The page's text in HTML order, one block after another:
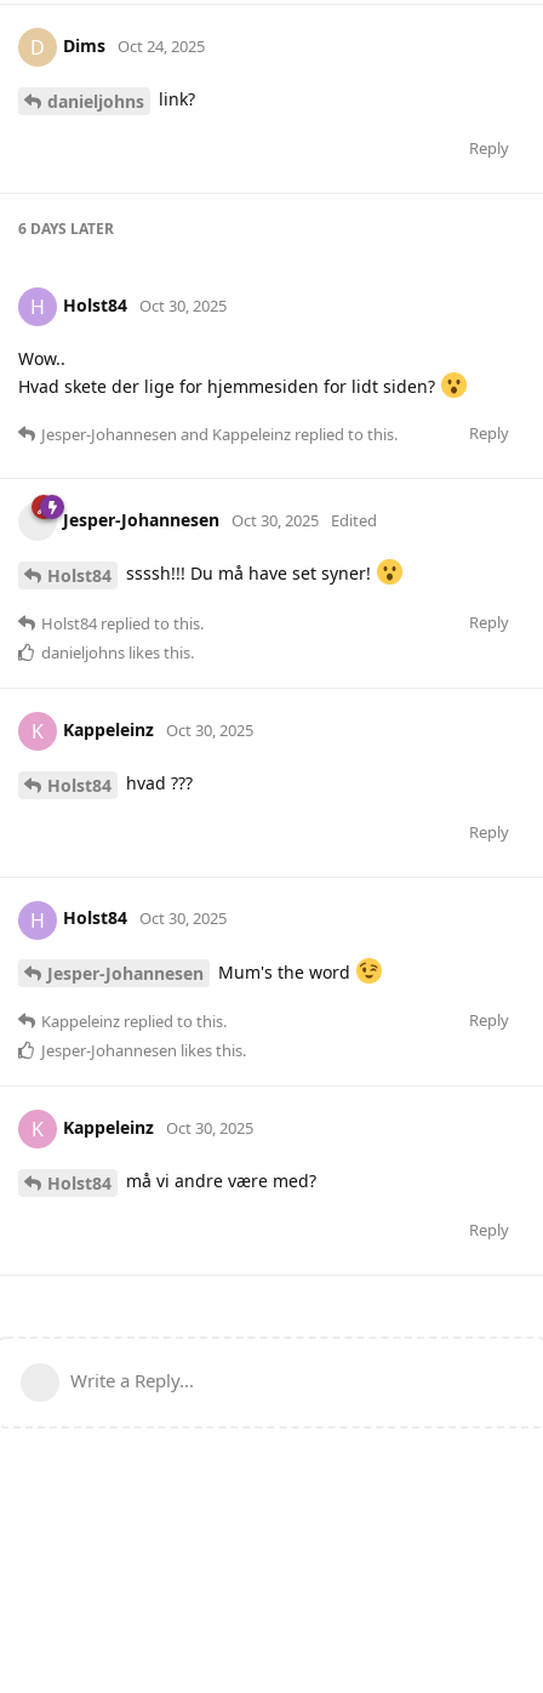
D Dims Oct 24, 2025
danieljohns link?
Reply
6 DAYS LATER
H Holst84 Oct 30, 2025
Wow..
Hvad skete der lige for hjemmesiden for lidt siden?
Reply
Jesper-Johannesen and Kappeleinz replied to this.
Jesper-Johannesen Oct 30, 2025 Edited
Holst84 ssssh!!! Du må have set syner!
Reply
Holst84 replied to this.
danieljohns likes this.
K Kappeleinz Oct 30, 2025
Holst84 hvad ???
Reply
H Holst84 Oct 30, 2025
Jesper-Johannesen Mum's the word
Reply
Kappeleinz replied to this.
Jesper-Johannesen likes this.
K Kappeleinz Oct 30, 2025
Holst84 må vi andre være med?
Reply
Write a Reply...